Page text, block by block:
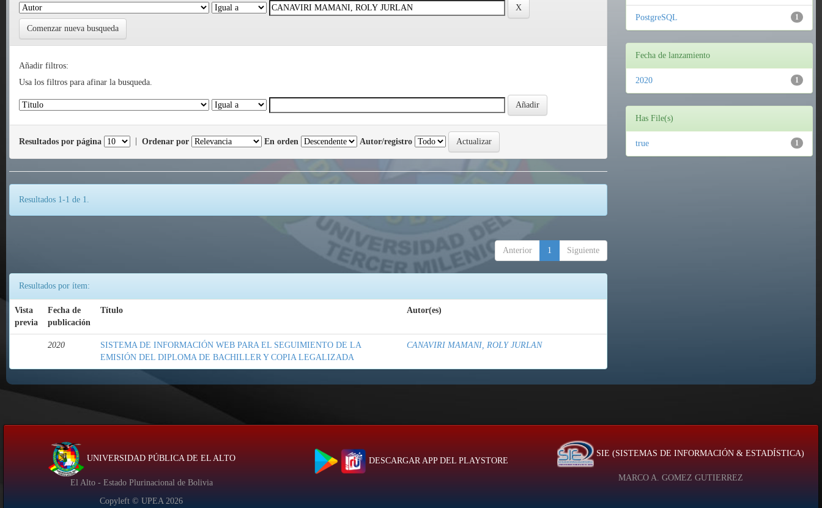
Comenzar nueva busqueda
Añadir filtros:
Usa los filtros para afinar la busqueda.
Resultados por página Ordenar por En orden Autor/registro
Resultados 1-1 de 1.
Anterior 1 Siguiente
Resultados por ítem:
Vista
previa
Fecha de
publicación
Título Autor(es)
2020
SISTEMA DE INFORMACIÓN WEB PARA EL SEGUIMIENTO DE LA
EMISIÓN DEL DIPLOMA DE BACHILLER Y COPIA LEGALIZADA
CANAVIRI MAMANI, ROLY JURLAN
1
PostgreSQL
Fecha de lanzamiento
1
2020
Has File(s)
1
true
UNIVERSIDAD PÚBLICA DE EL ALTO
El Alto - Estado Plurinacional de Bolivia
Copyleft © UPEA2026
DESCARGAR APP DEL PLAYSTORE
SIE (SISTEMAS DE INFORMACIÓN & ESTADÍSTICA)
MARCO A. GOMEZ GUTIERREZ